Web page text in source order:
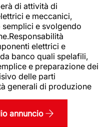
di attività di
e meccanici,
e svolgendo
elettrici e
banco quali spelafili,
e preparazione dei
delle parti
generali di produzione
annuncio